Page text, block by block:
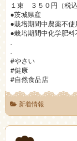
１束 ３５０円（税込
●茨城県産
●栽培期間中農薬不使
●栽培期間中化学肥料
.
.
#やさい
#健康
#自然食品店
新着情報